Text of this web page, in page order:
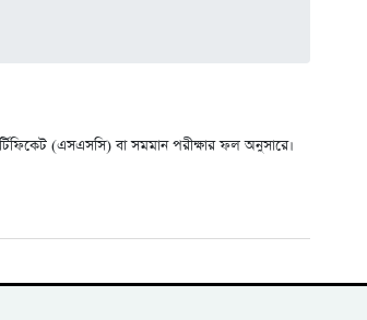
(এসএসসি) বা সমমান পরীক্ষার ফল অনুসারে।